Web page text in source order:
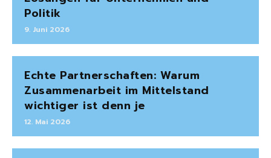
Politik
9. Juni 2026
Echte Partnerschaften: Warum
Zusammenarbeit im Mittelstand
wichtiger ist denn je
12. Mai 2026